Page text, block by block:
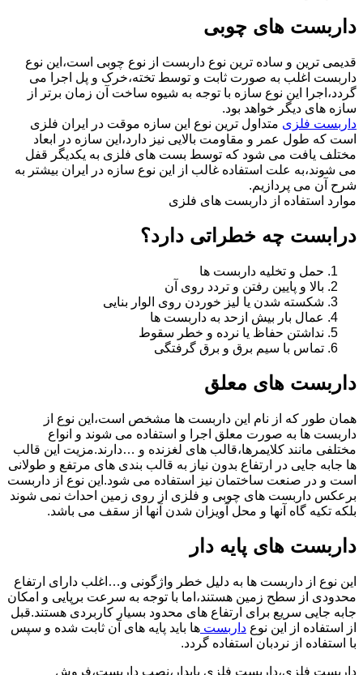
داربست های چوبی
قدیمی ترین و ساده ترین نوع داربست از نوع چوبی است،این نوع
داربست اغلب به صورت ثابت و توسط تخته،خرک و پل اجرا می
گردد،اجرا این نوع سازه با توجه به شیوه ساخت آن زمان برتر از
سازه های دیگر خواهد بود.
داربست فلزی متداول ترین نوع این سازه موقت در ایران فلزی
است که طول عمر و مقاومت بالایی نیز دارد،این سازه در ابعاد
مختلف یافت می شود که توسط بست های فلزی به یکدیگر قفل
می شوند،به علت استفاده غالب از این نوع سازه در ایران بیشتر به
شرح آن می پردازیم.
موارد استفاده از داربست های فلزی
درابست چه خطراتی دارد؟
حمل و تخلیه داربست ها
بالا و پایین رفتن و تردد روی آن
شکسته شدن یا لیز خوردن روی الوار بنایی
عمال بار بیش ازحد به داربست ها
نداشتن حفاظ یا نرده و خطر سقوط
تماس با سیم برق و برق گرفتگی
داربست های معلق
همان طور که از نام این داربست ها مشخص است،این نوع از
داربست ها به صورت معلق اجرا و استفاده می شوند و انواع
مختلفی مانند کلایمرها،قالب های لغزنده و …دارند.مزیت این قالب
ها جابه جایی در ارتفاع بدون نیاز به قالب بندی های مرتفع و طولانی
است و در صنعت ساختمان نیز استفاده می شود.این نوع از داربست
برعکس داربست های چوبی و فلزی از روی زمین احداث نمی شوند
بلکه تکیه گاه آنها و محل آویزان شدن آنها از سقف می باشد.
داربست های پایه دار
این نوع از داربست ها به دلیل خطر واژگونی و…اغلب دارای ارتفاع
محدودی از سطح زمین هستند،اما با توجه به سرعت برپایی و امکان
جابه جایی سریع برای ارتفاع های محدود بسیار کاربردی هستند.قبل
از استفاده از این نوع داربست ها باید پایه های آن ثابت شده و سپس
با استفاده از نردبان استفاده گردد.
داربست فلزی،داربست فلزی پایدار،نصب داربست،فروش